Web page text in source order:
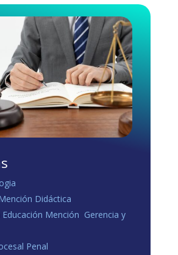
Didáctica
Mención Gerencia y
Penal